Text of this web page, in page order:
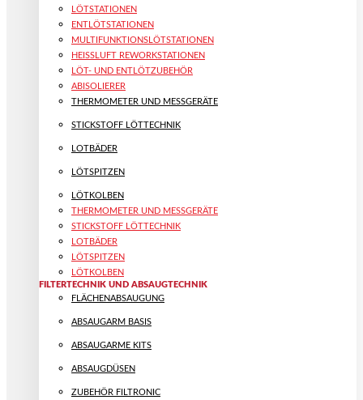
LÖTSTATIONEN
ENTLÖTSTATIONEN
MULTIFUNKTIONS­LÖTSTATIONEN
HEISSLUFT REWORKSTATIONEN
LÖT- UND ENTLÖTZUBEHÖR
ABISOLIERER
THERMOMETER UND MESSGERÄTE
STICKSTOFF LÖTTECHNIK
LOTBÄDER
LÖTSPITZEN
LÖTKOLBEN
THERMOMETER UND MESSGERÄTE
STICKSTOFF LÖTTECHNIK
LOTBÄDER
LÖTSPITZEN
LÖTKOLBEN
FILTERTECHNIK UND ABSAUGTECHNIK
FLÄCHENABSAUGUNG
ABSAUGARM BASIS
ABSAUGARME KITS
ABSAUGDÜSEN
ZUBEHÖR FILTRONIC